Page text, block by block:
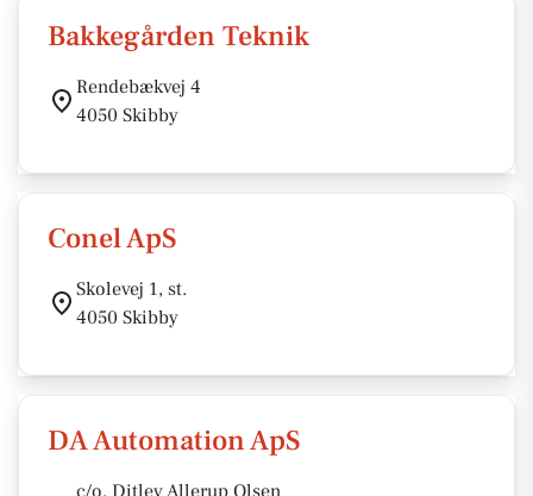
Bakkegården Teknik
Rendebækvej 4
4050 Skibby
Conel ApS
Skolevej 1, st.
4050 Skibby
DA Automation ApS
c/o. Ditlev Allerup Olsen